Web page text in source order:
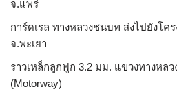
จ.แพร่
การ์ดเรล ทางหลวงชนบท ส่งไปยังโค
จ.พะเยา
ราวเหล็กลูกฟูก 3.2 มม. แขวงทางหลว
(Motorway)